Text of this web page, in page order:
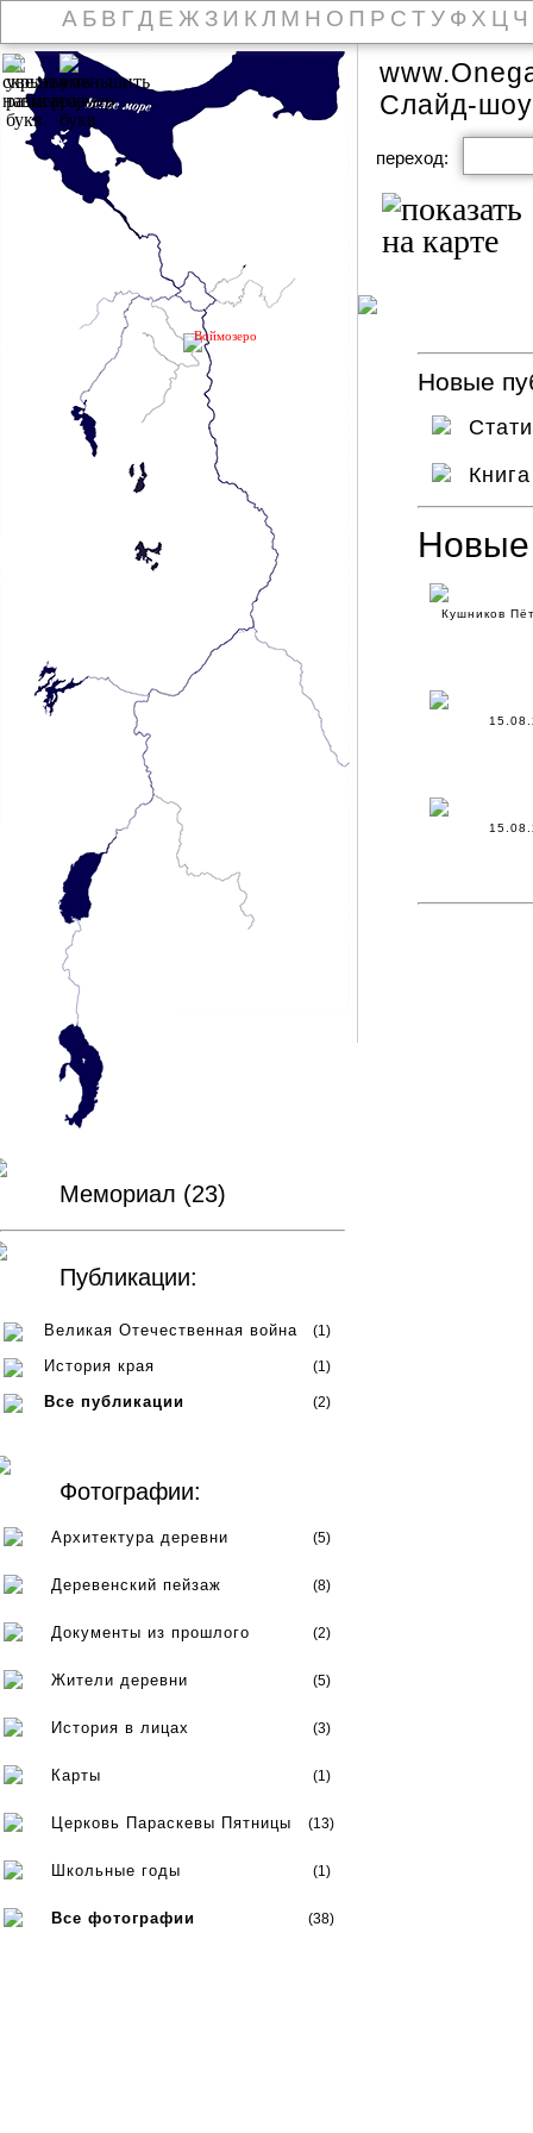
А Б В Г Д Е Ж З И К Л М Н О П Р С Т У Ф Х Ц Ч
Воймозеро
Мемориал (23)
Публикации:
Великая Отечественная война (1)
История края (1)
Все публикации (2)
Фотографии:
Архитектура деревни (5)
Деревенский пейзаж (8)
Документы из прошлого (2)
Жители деревни (5)
История в лицах (3)
Карты (1)
Церковь Параскевы Пятницы (13)
Школьные годы (1)
Все фотографии (38)
Слайд-шоу
переход:
Новые
Кушников